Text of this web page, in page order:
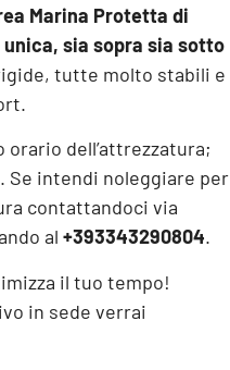
Marina Protetta di
sia sopra sia sotto
tutte molto stabili e
dell’attrezzatura;
intendi noleggiare per
contattandoci via
al +393343290804.
il tuo tempo!
in sede verrai